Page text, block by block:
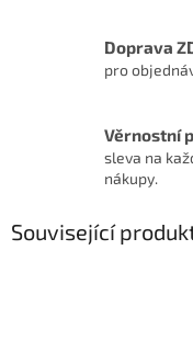
Doprava
pro
Věrnostní
sleva na
nákupy.
Související